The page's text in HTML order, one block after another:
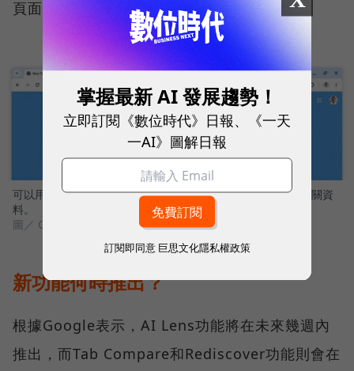
頁面。
可以用提問的方式搜尋歷史紀錄，AI會幫助使用者自動找到相關資
料。
圖／ Google Blog
新功能何時推出？
根據Google表示，AI Lens功能將在未來幾週內
推出，而Tab Compare和Rediscover功能則會在
掌握最新 AI 發展趨勢！
立即訂閱《數位時代》日報、《一天
一AI》圖解日報
訂閱即同意 巨思文化隱私權政策